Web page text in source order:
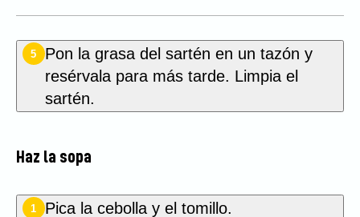
5
Pon la grasa del sartén en un tazón y
resérvala para más tarde. Limpia el
sartén.
Haz la sopa
1 Pica la cebolla y el tomillo.